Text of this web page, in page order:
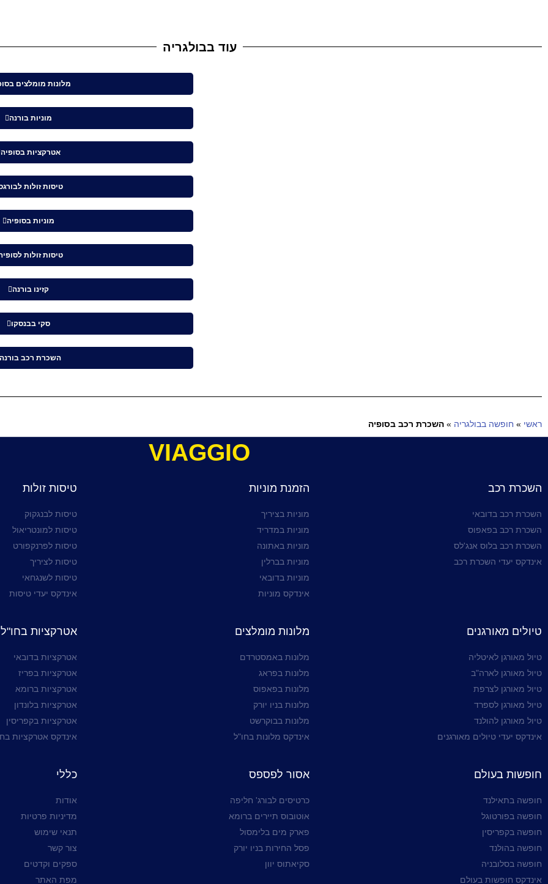
עוד בבולגריה
מלונות מומלצים
מוניות בורנה
אטרקציות בסופיה
טיסות זולות
מוניות בסופיה
טיסות זולות
קזינו בורנה
סקי בבנסקו
השכרת רכב בורנה
ראשי » חופשה בבולגריה » השכרת רכב בסופיה
VIAGGIO
השכרת רכב
השכרת רכב בדובאי
השכרת רכב בפאפוס
השכרת רכב בלוס אנג'לס
אינדקס יעדי השכרת רכב
הזמנת מוניות
מוניות בציריך
מוניות במדריד
מוניות באתונה
מוניות בברלין
מוניות בדובאי
אינדקס מוניות
טיסות זולות
טיסות לבנגקוק
טיסות למונטריאול
טיסות לפרנקפורט
טיסות לציריך
טיסות לשנגחאי
אינדקס יעדי טיסות
טיולים מאורגנים
טיול מאורגן לאיטליה
טיול מאורגן לארה"ב
טיול מאורגן לצרפת
טיול מאורגן לספרד
טיול מאורגן להולנד
אינדקס יעדי טיולים מאורגנים
מלונות מומלצים
מלונות באמסטרדם
מלונות בפראג
מלונות בפאפוס
מלונות בניו יורק
מלונות בבוקרשט
אינדקס מלונות בחו"ל
אטרקציות בחו"ל
אטרקציות בדובאי
אטרקציות בפריז
אטרקציות ברומא
אטרקציות בלונדון
אטרקציות בקפריסין
אינדקס אטרקציות
חופשות בעולם
חופשה בתאילנד
חופשה בפורטוגל
חופשה בקפריסין
חופשה בהולנד
חופשה בסלובניה
אינדקס חופשות בעולם
אסור לפספס
כרטיסים לבורג' חליפה
אוטובוס תיירים ברומא
פארק מים בלימסול
פסל החירות בניו יורק
סקיאתוס יוון
כללי
אודות
מדיניות פרטיות
תנאי שימוש
צור קשר
ספקים וקדטים
מפת האתר